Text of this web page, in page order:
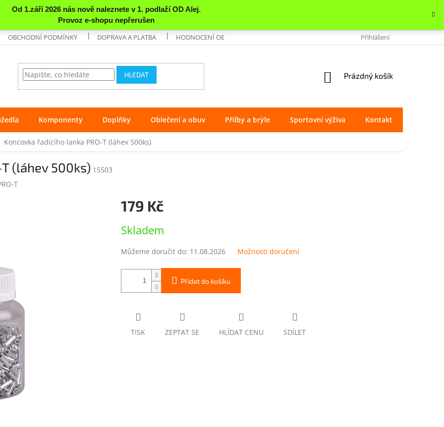
OBCHODNÍ PODMÍNKY DOPRAVA A PLATBA HODNOCENÍ OBCHODU REKLAMACE OCHRANA
Přihlášení
HLEDAT
NÁKUPNÍ
Prázdný košík
Komponenty Doplňky Oblečení a obuv Přilby a brýle Sportovní výživa Kontakt
Koncovka řadícího lanka PRO-T (láhev 500ks)
(láhev 500ks) 15503
T
179 Kč
cena:
Skladem
Můžeme doručit do: 11.08.2026 Možnosti doručení
Přidat do košíku
TISK ZEPTAT SE HLÍDAT CENU SDÍLET